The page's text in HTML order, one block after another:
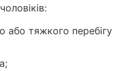
або тяжкого перебігу